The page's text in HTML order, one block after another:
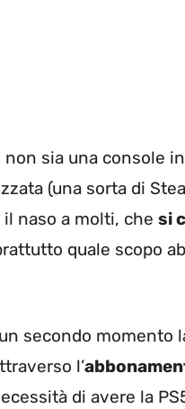
sia una console
(una sorta di
naso a molti, che si
quale scopo
secondo momento
l’
di avere la